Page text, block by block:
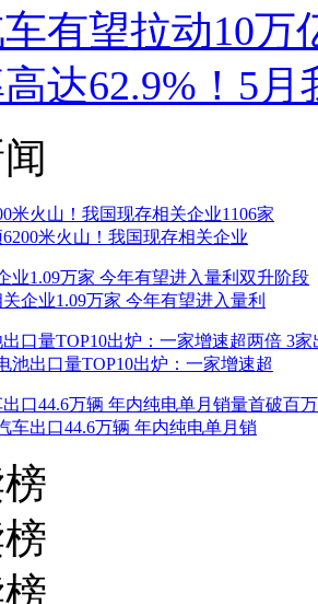
车有望拉动10
达62.9%！5
米火山！我国现存相关企业
企业1.09万家 今年有望进入量利
池出口量TOP10出炉：一家增速超
车出口44.6万辆 年内纯电单月销